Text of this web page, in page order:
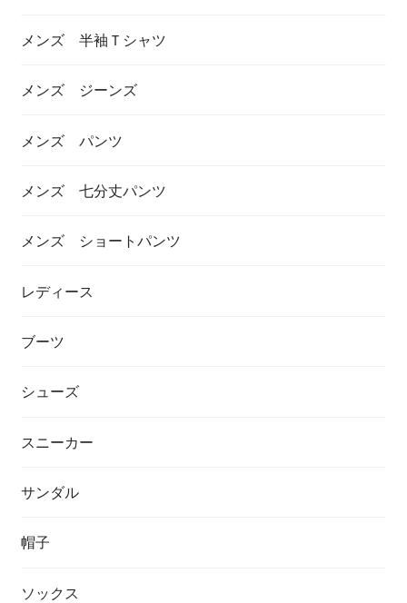
メンズ 半袖Ｔシャツ
メンズ ジーンズ
メンズ パンツ
メンズ 七分丈パンツ
メンズ ショートパンツ
レディース
ブーツ
シューズ
スニーカー
サンダル
帽子
ソックス